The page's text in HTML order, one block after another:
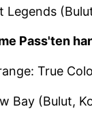
Legends
Pass'ten
True
Bay (Bulut,